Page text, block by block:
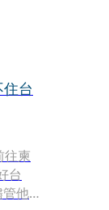
台
往柬
台
他